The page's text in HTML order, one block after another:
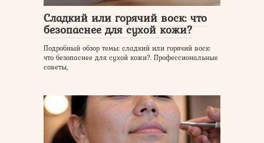
Сладкий или горячий воск: что
безопаснее для сухой кожи?
Подробный обзор темы: сладкий или горячий воск:
что безопаснее для сухой кожи?. Профессиональные
советы,